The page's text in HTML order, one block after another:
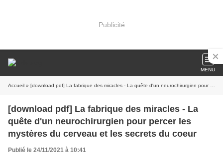
Publicité
MENU
Accueil » [download pdf] La fabrique des miracles - La quête d'un neurochirurgien pour percer les mystères du cerveau et les secrets du coeur
[download pdf] La fabrique des miracles - La
quête d'un neurochirurgien pour percer les
mystères du cerveau et les secrets du coeur
Publié le 24/11/2021 à 10:41